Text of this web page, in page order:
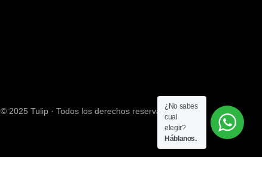
© 2025 Tulip · Todos los derechos reservados¿No sabes
cual
elegir?
Háblanos.